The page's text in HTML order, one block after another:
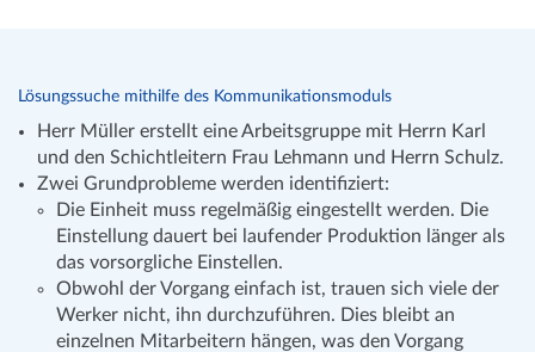
Lösungssuche mithilfe des Kommunikationsmoduls
Herr Müller erstellt eine Arbeitsgruppe mit Herrn Karl
und den Schichtleitern Frau Lehmann und Herrn Schulz.
Zwei Grundprobleme werden identifiziert:
Die Einheit muss regelmäßig eingestellt werden. Die
Einstellung dauert bei laufender Produktion länger als
das vorsorgliche Einstellen.
Obwohl der Vorgang einfach ist, trauen sich viele der
Werker nicht, ihn durchzuführen. Dies bleibt an
einzelnen Mitarbeitern hängen, was den Vorgang